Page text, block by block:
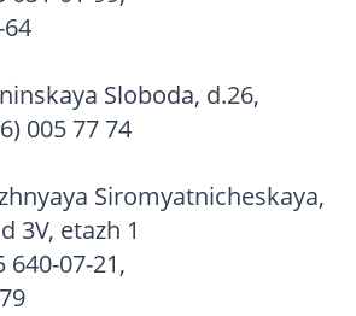
Sloboda, d.26,
005 77 74
Siromyatnicheskaya,
3V, etazh 1
640-07-21,